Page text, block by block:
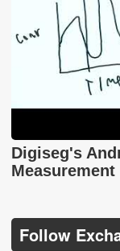
Digiseg's
Measurement
Follow